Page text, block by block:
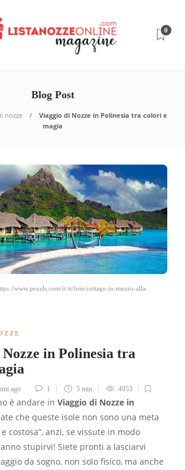
0
Blog Post
nozze
Viaggio di Nozze in Polinesia tra colori e
magia
www.pexels.com/it-it/foto/cottage-in-mezzo-alla-
in Polinesia tra
ago 1 5 min 4953
è andare in Viaggio di Nozze in
che queste isole non sono una meta
costosa”, anzi, se vissute in modo
stupirvi! Siete pronti a lasciarvi
da sogno, non solo fisico, ma anche